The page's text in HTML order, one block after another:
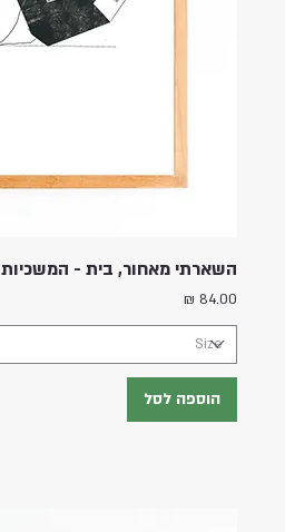
השארתי מאחור, בית - המשכיות
מחיר
הוספה לסל